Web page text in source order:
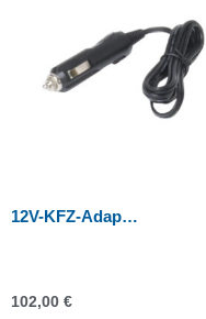
12V-KFZ-Adapter für Doppel-Ladegerät
102,00 €